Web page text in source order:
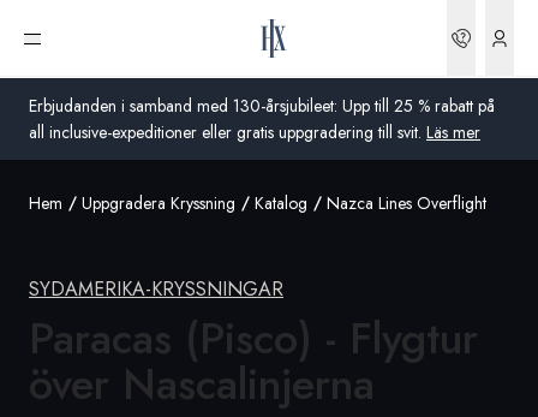
Erbjudanden i samband med 130-årsjubileet: Upp till 25 % rabatt på
all inclusive-expeditioner eller gratis uppgradering till svit. Läs mer
Öppna meny
Storbritannien
USA
Global
Hem Uppgradera Kryssning Katalog Nazca Lines Overflight
SYDAMERIKA-KRYSSNINGAR
Paracas (Pisco) - Flygtur
över Nascalinjerna